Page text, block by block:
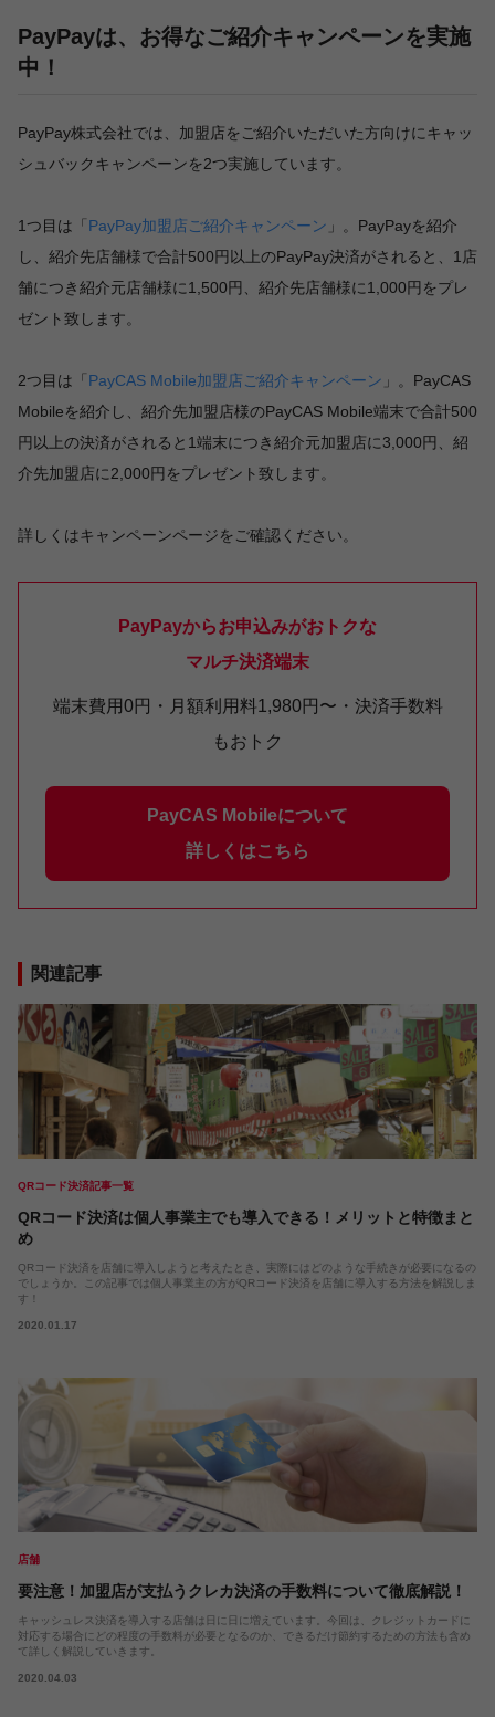
PayPayは、お得なご紹介キャンペーンを実施
中！
PayPay株式会社では、加盟店をご紹介いただいた方向けにキャッ
シュバックキャンペーンを2つ実施しています。
1つ目は「 PayPay加盟店ご紹介キャンペーン 」。PayPayを紹介
し、紹介先店舗様で合計500円以上のPayPay決済がされると、1店
舗につき紹介元店舗様に1,500円、紹介先店舗様に1,000円をプレ
ゼント致します。
2つ目は「 PayCAS Mobile加盟店ご紹介キャンペーン 」。PayCAS
Mobileを紹介し、紹介先加盟店様のPayCAS Mobile端末で合計500
円以上の決済がされると1端末につき紹介元加盟店に3,000円、紹
介先加盟店に2,000円をプレゼント致します。
詳しくはキャンペーンページをご確認ください。
PayPayからお申込みがおトクな
マルチ決済端末
端末費用0円・月額利用料1,980円〜・決済手数料
もおトク
PayCAS Mobileについて
詳しくはこちら
関連記事
QRコード決済記事一覧
QRコード決済は個人事業主でも導入できる！メリットと特徴まと
め
QRコード決済を店舗に導入しようと考えたとき、実際にはどのような手続きが必要になるの
でしょうか。この記事では個人事業主の方がQRコード決済を店舗に導入する方法を解説しま
す！
2020.01.17
店舗
要注意！加盟店が支払うクレカ決済の手数料について徹底解説！
キャッシュレス決済を導入する店舗は日に日に増えています。今回は、クレジットカードに
対応する場合にどの程度の手数料が必要となるのか、できるだけ節約するための方法も含め
て詳しく解説していきます。
2020.04.03